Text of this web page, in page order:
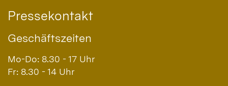
Pressekontakt
Geschäftszeiten
Mo-Do: 8.30 - 17 Uhr
Fr: 8.30 - 14 Uhr